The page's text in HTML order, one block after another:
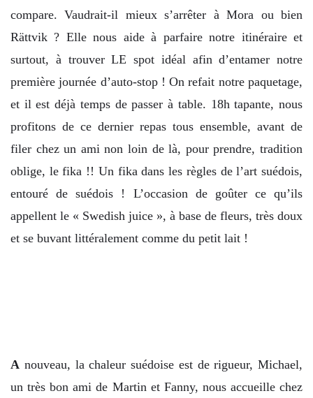
compare. Vaudrait-il mieux s’arrêter à Mora ou bien
Rättvik ? Elle nous aide à parfaire notre itinéraire et
surtout, à trouver LE spot idéal afin d’entamer notre
première journée d’auto-stop ! On refait notre paquetage,
et il est déjà temps de passer à table. 18h tapante, nous
profitons de ce dernier repas tous ensemble, avant de
filer chez un ami non loin de là, pour prendre, tradition
oblige, le fika !! Un fika dans les règles de l’art suédois,
entouré de suédois ! L’occasion de goûter ce qu’ils
appellent le « Swedish juice », à base de fleurs, très doux
et se buvant littéralement comme du petit lait !
A nouveau, la chaleur suédoise est de rigueur, Michael,
un très bon ami de Martin et Fanny, nous accueille chez